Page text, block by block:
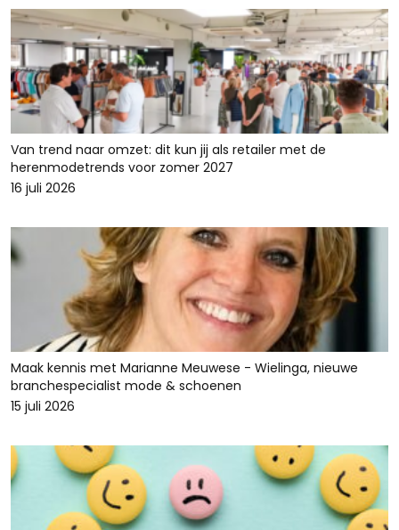
Van trend naar omzet: dit kun jij als retailer met de
herenmodetrends voor zomer 2027
16 juli 2026
Maak kennis met Marianne Meuwese - Wielinga, nieuwe
branchespecialist mode & schoenen
15 juli 2026